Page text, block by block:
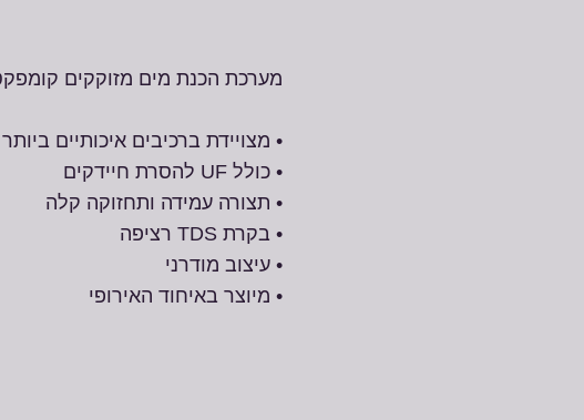
מערכת הכנת מים מזוקקים
• מצויידת ברכיבים איכותיים ביותר
• כולל UF להסרת חיידקים
• תצורה עמידה ותחזוקה קלה
• בקרת TDS רציפה
• עיצוב מודרני
• מיוצר באיחוד האירופי